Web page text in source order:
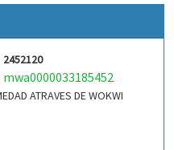
2452120
mwa0000033185452
ATRAVES DE WOKWI